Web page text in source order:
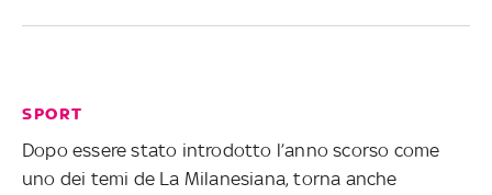
SPORT
Dopo essere stato introdotto l’anno scorso come
uno dei temi de La Milanesiana, torna anche